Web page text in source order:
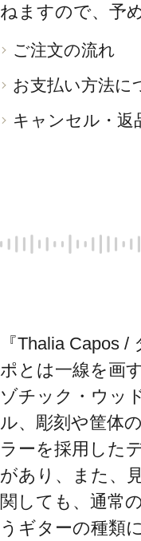
ねますので、予
ご注文の流れ
お支払い方法に
キャンセル・返
『Thalia Capos
ポとは一線を画
ゾチック・ウッ
ル、彫刻や筐体
ラーを採用した
があり、また、
関しても、通常
うギターの種類